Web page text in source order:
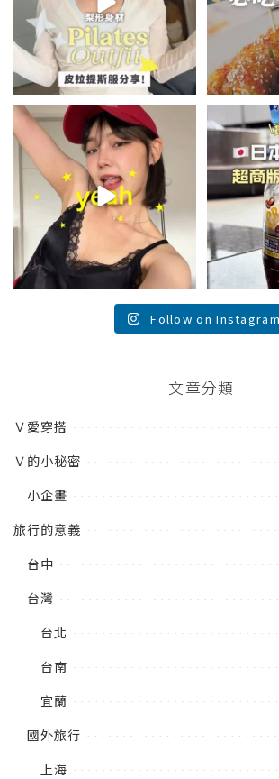
summer outfit⋆.˚✮🎧✮˚.⋆
夏日穿搭最需要單品！...
754 43
\🇯🇵日本爆
🏷️#
Follow on Instagram
文章分類
Ｖ愛穿搭
Ｖ的小秘密
小企畫
旅行的意義
台中
台灣
台北
台南
宜蘭
國外旅行
上海